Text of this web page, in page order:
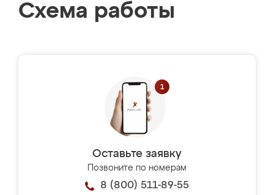
Схема работы
Оставьте заявку
Позвоните по номерам
8 (800) 511-89-55